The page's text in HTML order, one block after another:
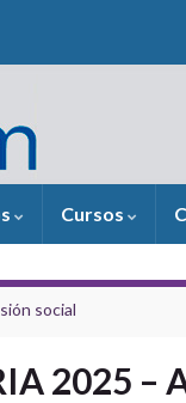
Cursos
social
2025 –